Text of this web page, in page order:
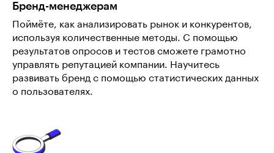
Бренд-менеджерам
Поймёте, как анализировать рынок и конкурентов,
используя количественные методы. С помощью
результатов опросов и тестов сможете грамотно
управлять репутацией компании. Научитесь
развивать бренд с помощью статистических данных
о пользователях.